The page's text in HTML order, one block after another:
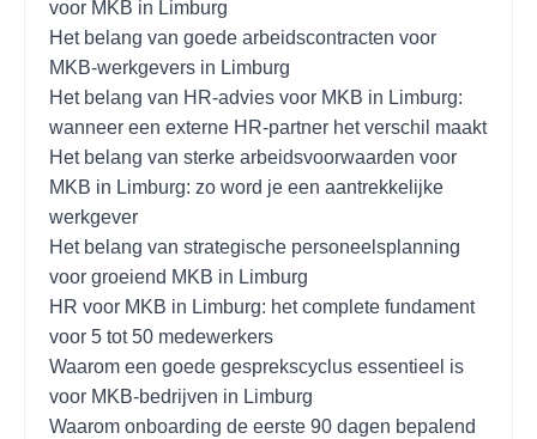
voor MKB in Limburg
Het belang van goede arbeidscontracten voor
MKB-werkgevers in Limburg
Het belang van HR-advies voor MKB in Limburg:
wanneer een externe HR-partner het verschil maakt
Het belang van sterke arbeidsvoorwaarden voor
MKB in Limburg: zo word je een aantrekkelijke
werkgever
Het belang van strategische personeelsplanning
voor groeiend MKB in Limburg
HR voor MKB in Limburg: het complete fundament
voor 5 tot 50 medewerkers
Waarom een goede gesprekscyclus essentieel is
voor MKB-bedrijven in Limburg
Waarom onboarding de eerste 90 dagen bepalend